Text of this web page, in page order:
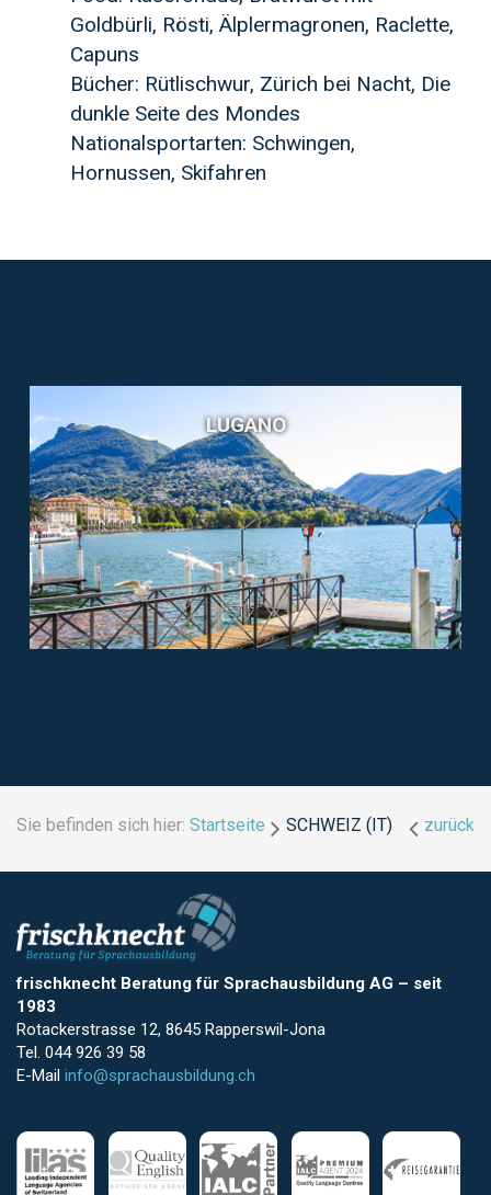
Goldbürli, Rösti, Älplermagronen, Raclette,
Capuns
Bücher: Rütlischwur, Zürich bei Nacht, Die
dunkle Seite des Mondes
Nationalsportarten: Schwingen,
Hornussen, Skifahren
LUGANO
Sie befinden sich hier: Startseite SCHWEIZ (IT) zurück
frischknecht Beratung für Sprachausbildung AG – seit
1983
Rotackerstrasse 12, 8645 Rapperswil-Jona
Tel. 044 926 39 58
E-Mail info@sprachausbildung.ch